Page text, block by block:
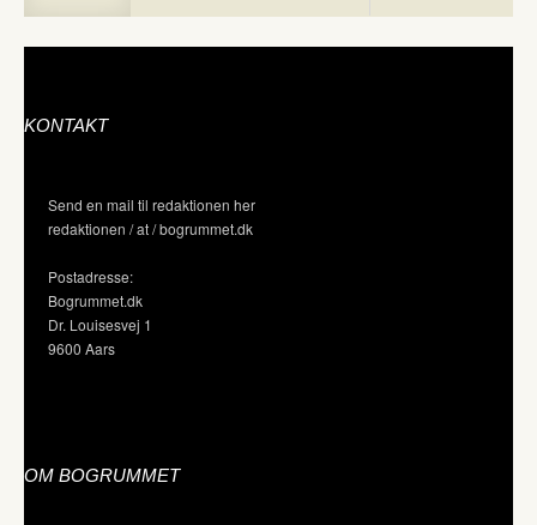
KONTAKT
Send en mail til redaktionen her
redaktionen / at / bogrummet.dk
Postadresse:
Bogrummet.dk
Dr. Louisesvej 1
9600 Aars
OM BOGRUMMET